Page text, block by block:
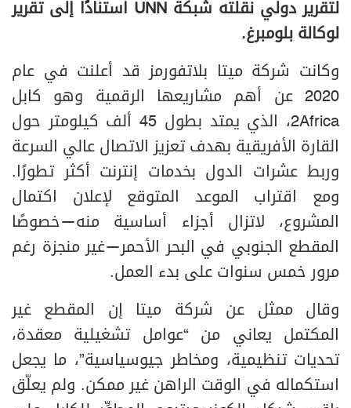
لتقرير دولي نقلته شبكة UNN استنادًا إلى تقرير
لوكالة بلومبرغ.
وكانت شركة ميتا بلاتفورمز قد أعلنت في عام
2020 عن أهم مشاريعها الرقمية وهو كابل
2Africa، الذي يمتد بطول 45 ألف كيلومتر حول
القارة الأفريقية بهدف تعزيز الاتصال عالي السرعة
وربط عشرات الدول بخدمات إنترنت أكثر تطورًا.
ومع اقتراب الموعد المتوقع لإعلان اكتمال
المشروع، لاتزال أجزاء أساسية منه—خصوصًا
المقطع الجنوبي في البحر الأحمر—غير منجزة رغم
مرور خمس سنوات على بدء العمل.
وقال ممثل عن شركة ميتا إن المقطع غير
المكتمل يعاني من “عوامل تشغيلية معقدة،
تحديات تنظيمية، ومخاطر جيوسياسية”، ما يجعل
استكماله في الوقت الراهن غير ممكن. ولم يعلّق